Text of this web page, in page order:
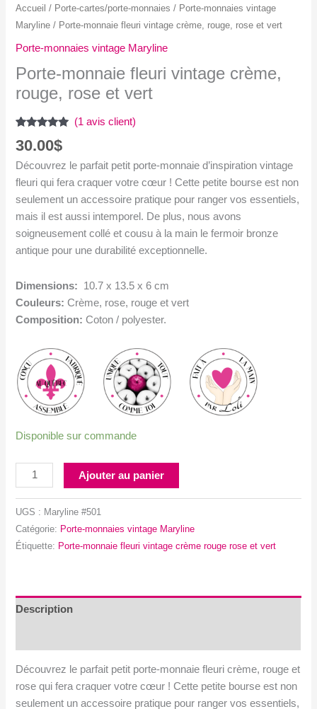
Accueil / Porte-cartes/porte-monnaies / Porte-monnaies vintage
Maryline / Porte-monnaie fleuri vintage crème, rouge, rose et vert
Porte-monnaies vintage Maryline
Porte-monnaie fleuri vintage crème,
rouge, rose et vert
5.00
sur 5
notation
client
(1 avis client)
30.00$
Découvrez le parfait petit porte-monnaie d’inspiration vintage
fleuri qui fera craquer votre cœur ! Cette petite bourse est non
seulement un accessoire pratique pour ranger vos essentiels,
mais il est aussi intemporel. De plus, nous avons
soigneusement collé et cousu à la main le fermoir bronze
antique pour une durabilité exceptionnelle.
Dimensions: 10.7 x 13.5 x 6 cm
Couleurs: Crème, rose, rouge et vert
Composition: Coton / polyester.
Disponible sur commande
quantité
de
fleuri
rose
Ajouter au panier
UGS : Maryline #501
Catégorie: Porte-monnaies vintage Maryline
Étiquette: Porte-monnaie fleuri vintage crème rouge rose et vert
Description
Découvrez le parfait petit porte-monnaie fleuri crème, rouge et
rose qui fera craquer votre cœur ! Cette petite bourse est non
seulement un accessoire pratique pour ranger vos essentiels,